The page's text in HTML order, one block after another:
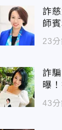
詐
師
23
詐
曝
43分